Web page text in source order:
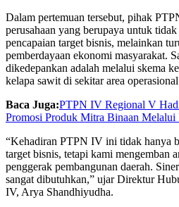
Dalam pertemuan tersebut, pihak
perusahaan yang berupaya untuk
pencapaian target bisnis, melainkan
pemberdayaan ekonomi masyarakat.
dikedepankan adalah melalui skema
kelapa sawit di sekitar area
Baca Juga:PTPN IV Regional V
Promosi Produk Mitra Binaan
“Kehadiran PTPN IV ini tidak hanya
target bisnis, tetapi kami mengemban
penggerak pembangunan daerah.
sangat dibutuhkan,” ujar Direktur
IV, Arya Shandhiyudha.